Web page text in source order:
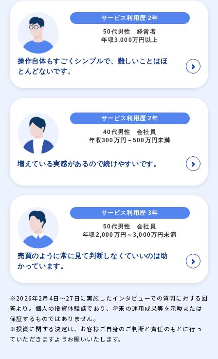
サービス利用歴 2年
50代男性 経営者
年収3,000万円以上
操作自体もすごくシンプルで、難しいことはほ
とんどないです。
＞
サービス利用歴 2年
40代男性 会社員
年収300万円～500万円未満
増えている実感があるので続けやすいです。 ＞
サービス利用歴 3年
50代男性 会社員
年収2,000万円～3,000万円未満
売買のように常に見て判断しなくていいのは助
かっています。
＞
※2026年2月4日〜27日に実施したインタビューでの質問に対する回
答より。個人の投資体験談であり、将来の運用成果等を示唆または
保証するものではありません。
※投資に関する決定は、お客様ご自身のご判断と責任のもとに行っ
ていただきますようお願いいたします。